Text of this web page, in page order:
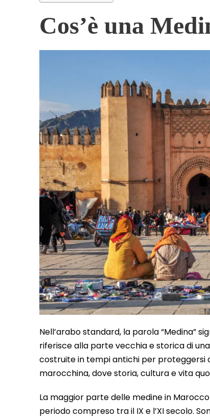
Cos’è una
Nell’arabo standard, la parola “Medina”
riferisce alla parte vecchia e storica di
costruite in tempi antichi per proteggersi
marocchina, dove storia, cultura e vita
La maggior parte delle medine in
periodo compreso tra il IX e l’XI secolo.